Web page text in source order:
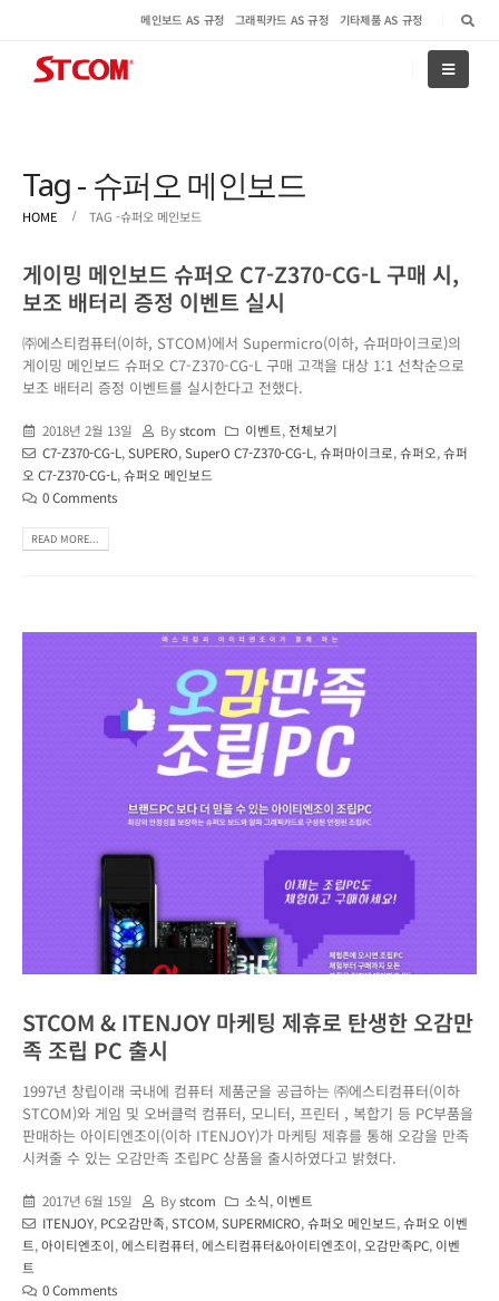
메인보드 AS 규정 그래픽카드 AS 규정 기타제품 AS 규정
Tag - 슈퍼오 메인보드
HOME TAG -슈퍼오 메인보드
게이밍 메인보드 슈퍼오 C7-Z370-CG-L 구매 시,
보조 배터리 증정 이벤트 실시
㈜에스티컴퓨터(이하, STCOM)에서 Supermicro(이하, 슈퍼마이크로)의
게이밍 메인보드 슈퍼오 C7-Z370-CG-L 구매 고객을 대상 1:1 선착순으로
보조 배터리 증정 이벤트를 실시한다고 전했다.
2018년 2월 13일 Bystcom 이벤트, 전체보기
C7-Z370-CG-L,SUPERO,SuperO C7-Z370-CG-L,슈퍼마이크로,슈퍼오,슈퍼
오 C7-Z370-CG-L,슈퍼오 메인보드
0 Comments
READ MORE...
STCOM & ITENJOY 마케팅 제휴로 탄생한 오감만
족 조립 PC 출시
1997년 창립이래 국내에 컴퓨터 제품군을 공급하는 ㈜에스티컴퓨터(이하
STCOM)와 게임 및 오버클럭 컴퓨터, 모니터, 프린터 , 복합기 등 PC부품을
판매하는 아이티엔조이(이하 ITENJOY)가 마케팅 제휴를 통해 오감을 만족
시켜줄 수 있는 오감만족 조립PC 상품을 출시하였다고 밝혔다.
2017년 6월 15일 Bystcom 소식, 이벤트
ITENJOY, PC오감만족,STCOM,SUPERMICRO,슈퍼오 메인보드,슈퍼오 이벤
트,아이티엔조이,에스티컴퓨터,에스티컴퓨터&아이티엔조이,오감만족PC, 이벤
트
0 Comments